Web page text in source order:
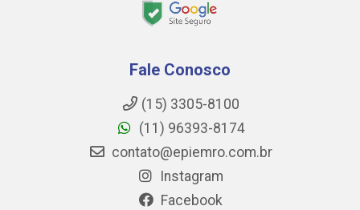
Fale Conosco
(15) 3305-8100
(11) 96393-8174
contato@epiemro.com.br
Instagram
Facebook